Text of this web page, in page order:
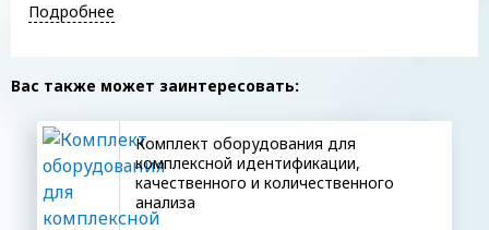
Подробнее
Вас также может заинтересовать:
Комплект оборудования для
комплексной идентификации,
качественного и количественного
анализа